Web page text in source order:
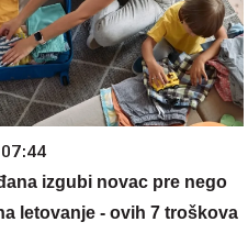
07:44
izgubi novac pre nego
letovanje - ovih 7 troškova